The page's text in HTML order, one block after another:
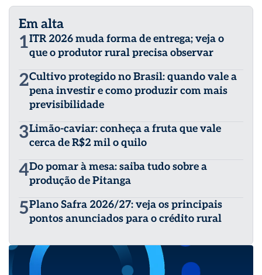
Em alta
1ITR 2026 muda forma de entrega; veja o
que o produtor rural precisa observar
2Cultivo protegido no Brasil: quando vale a
pena investir e como produzir com mais
previsibilidade
3Limão-caviar: conheça a fruta que vale
cerca de R$2 mil o quilo
4Do pomar à mesa: saiba tudo sobre a
produção de Pitanga
5Plano Safra 2026/27: veja os principais
pontos anunciados para o crédito rural